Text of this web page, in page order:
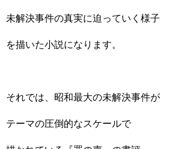
未解決事件の真実に迫っていく様子
を描いた小説になります。
それでは、昭和最大の未解決事件が
テーマの圧倒的なスケールで